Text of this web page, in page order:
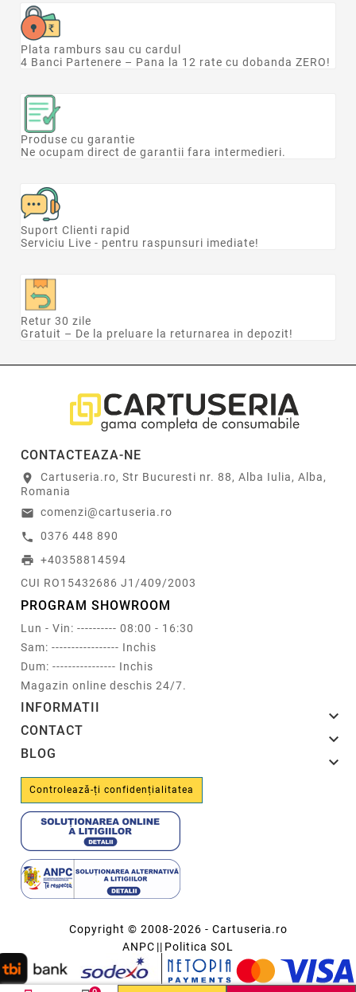
Plata ramburs sau cu cardul
4 Banci Partenere – Pana la 12 rate cu dobanda ZERO!
Produse cu garantie
Ne ocupam direct de garantii fara intermedieri.
Suport Clienti rapid
Serviciu Live - pentru raspunsuri imediate!
Retur 30 zile
Gratuit – De la preluare la returnarea in depozit!
CONTACTEAZA-NE
location_on
Cartuseria.ro, Str Bucuresti nr. 88, Alba Iulia, Alba,
Romania
email comenzi@cartuseria.ro
call 0376 448 890
print +40358814594
CUI RO15432686 J1/409/2003
PROGRAM SHOWROOM
Lun - Vin: ---------- 08:00 - 16:30
Sam: ----------------- Inchis
Dum: ---------------- Inchis
Magazin online deschis 24/7.
INFORMATII 
CONTACT 
BLOG 
Controlează-ți confidențialitatea
Copyright © 2008-2026 - Cartuseria.ro
ANPC || Politica SOL